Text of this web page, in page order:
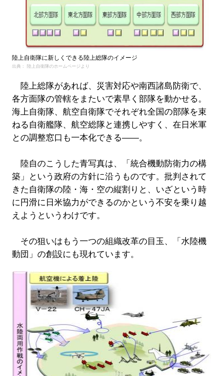
陸上自衛隊に新しくできる陸上総隊のイメージ
出典： 陸上自衛隊のホームページより
陸上総隊があれば、災害対応や南西諸島防衛で、
各方面隊の管轄をまたいで素早く部隊を動かせる。
海上自衛隊、航空自衛隊でそれぞれ全国の部隊を束
ねる自衛艦隊、航空総隊と連携しやすく、在日米軍
との調整窓口も一本化できる――。
陸自のこうした青写真は、「統合機動防衛力の構
築」という政府の方針に沿うものです。批判されて
きた自衛隊の陸・海・空の縦割りと、いざという時
に円滑に日米協力ができるのかという不安を乗り越
えようというわけです。
その狙いはもう一つの組織改革の目玉、「水陸機
動団」の創設にも現れています。